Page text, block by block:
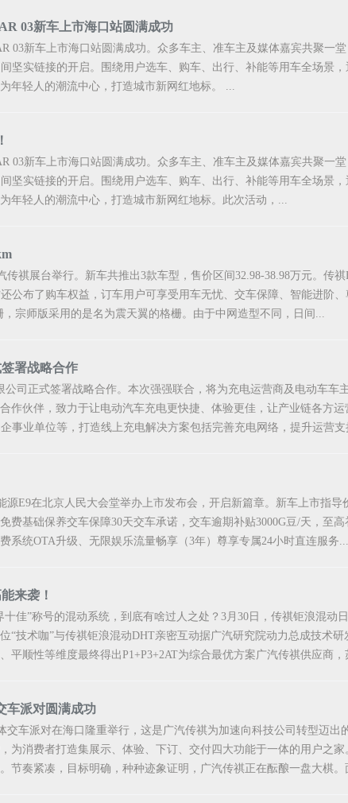
03新车上市海口站圆满成功
03新车上市海口站圆满成功。众多车主、准车主及媒体嘉宾共聚一
坚实链接的开启。围绕用户选车、购车、出行、补能等用车全场景
年轻人的潮流中心，打造城市新网红地标。 ...
03新车上市海口站圆满成功。众多车主、准车主及媒体嘉宾共聚一
坚实链接的开启。围绕用户选车、购车、出行、补能等用车全场景
年轻人的潮流中心，打造城市新网红地标。此次活动，...
祺展台举行。新车共推出3款车型，售价区间32.98-38.98万元。传
公布了购车权益，订车用户可享受用车无忧、交车保障、智能进阶
宗师版采用的是名为震天翼的格栅。由于中网造型不同，日间...
署战略合作
司正式签署战略合作。本次强强联合，将为充电运营商及电动车车
作伙伴，致力于让电动汽车充电更快捷、体验更佳，让产业链各方
事业单位等，打造线上充电解决方案包括完善充电网络，提升运营
E9在北京人民大会堂举办上市发布会，开启新篇章。新车上市指导
费基础保养交车保障30天交车承诺，交车逾期补贴3000G豆/天，至
系统OTA升级、无限娱乐流量畅享（3年）尊享专属24小时直连服务...
来袭！
佳”称号的混动系统，到底有啥过人之处？3月30日，传祺钜浪混动
“技术咖”与传祺钜浪混动DHT亲密互动据广汽研究院动力总成技术
平顺性等维度最终得出P1+P3+2AT为综合最优方案广汽传祺供应商，
车派对圆满成功
交车派对在海口隆重举行，这是广汽传祺为加速向科技公司转型迈
为消费者打造集展示、体验、下订、交付四大功能于一体的用户之
节奏紧凑，目标明确，种种迹象证明，广汽传祺正在酝酿一盘大棋。